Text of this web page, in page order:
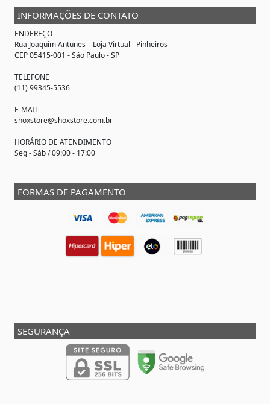
INFORMAÇÕES DE CONTATO
ENDEREÇO
Rua Joaquim Antunes – Loja Virtual - Pinheiros
CEP 05415-001 - São Paulo - SP
TELEFONE
(11) 99345-5536
E-MAIL
shoxstore@shoxstore.com.br
HORÁRIO DE ATENDIMENTO
Seg - Sáb / 09:00 - 17:00
FORMAS DE PAGAMENTO
SEGURANÇA